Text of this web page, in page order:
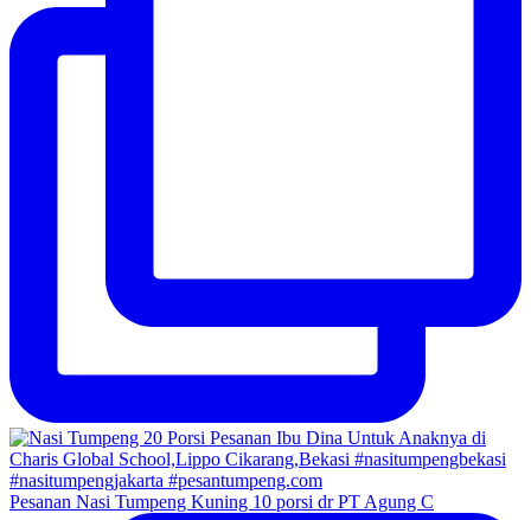
Pesanan Nasi Tumpeng Kuning 10 porsi dr PT Agung C